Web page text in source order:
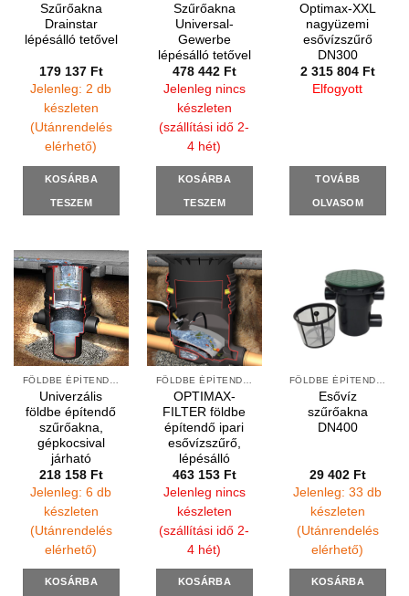
Szűrőakna
Drainstar
lépésálló tetővel
179 137 Ft
Jelenleg: 2 db
készleten
(Utánrendelés
elérhető)
KOSÁRBA
TESZEM
Szűrőakna
Universal-
Gewerbe
lépésálló tetővel
478 442 Ft
Jelenleg nincs
készleten
(szállítási idő 2-
4 hét)
KOSÁRBA
TESZEM
Optimax-XXL
nagyüzemi
esővízszűrő
DN300
2 315 804 Ft
Elfogyott
TOVÁBB
OLVASOM
Univerzális
földbe építendő
szűrőakna,
gépkocsival
járható
218 158 Ft
Jelenleg: 6 db
készleten
(Utánrendelés
elérhető)
KOSÁRBA
OPTIMAX-
FILTER földbe
építendő ipari
esővízszűrő,
lépésálló
463 153 Ft
Jelenleg nincs
készleten
(szállítási idő 2-
4 hét)
KOSÁRBA
Esővíz
szűrőakna
DN400
29 402 Ft
Jelenleg: 33 db
készleten
(Utánrendelés
elérhető)
KOSÁRBA